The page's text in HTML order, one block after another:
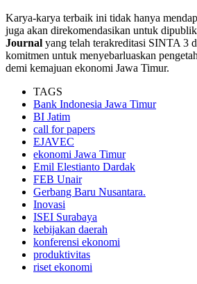
Karya-karya terbaik ini tidak hanya
juga akan direkomendasikan untuk
Journal yang telah terakreditasi SINTA 3
komitmen untuk menyebarluaskan
demi kemajuan ekonomi Jawa Timur.
TAGS
Bank Indonesia Jawa Timur
BI Jatim
call for papers
EJAVEC
ekonomi Jawa Timur
Emil Elestianto Dardak
FEB Unair
Gerbang Baru Nusantara.
Inovasi
ISEI Surabaya
kebijakan daerah
konferensi ekonomi
produktivitas
riset ekonomi